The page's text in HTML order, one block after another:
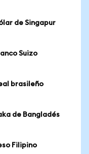
de Singapur
Suizo
brasileño
de Bangladés
Filipino